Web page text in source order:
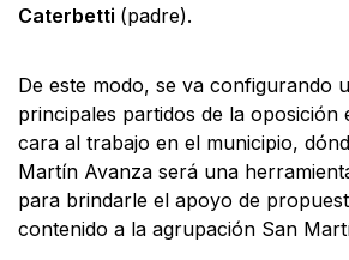
Caterbetti (padre).
De este modo, se va configurando
principales partidos de la oposición
cara al trabajo en el municipio,
Martín Avanza será una
para brindarle el apoyo de
contenido a la agrupación San